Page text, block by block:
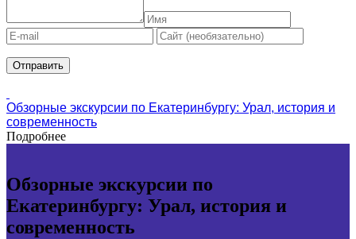
Обзорные экскурсии по Екатеринбургу: Урал, история и
современность
Подробнее
Обзорные экскурсии по
Екатеринбургу: Урал, история и
современность